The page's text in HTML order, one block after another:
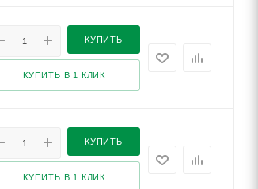
КУПИТЬ
КУПИТЬ В 1 КЛИК
КУПИТЬ
КУПИТЬ В 1 КЛИК